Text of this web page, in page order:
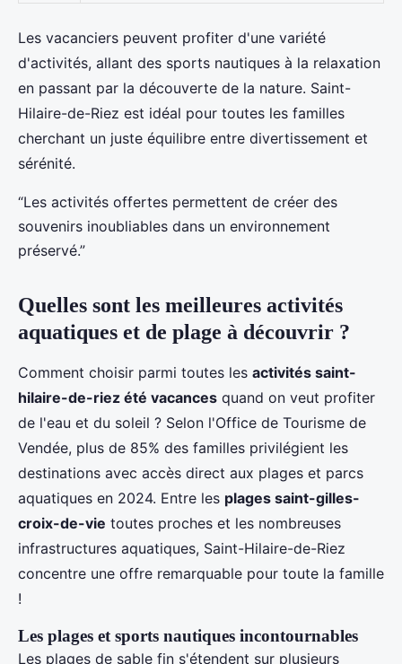
Les vacanciers peuvent profiter d'une variété
d'activités, allant des sports nautiques à la relaxation
en passant par la découverte de la nature. Saint-
Hilaire-de-Riez est idéal pour toutes les familles
cherchant un juste équilibre entre divertissement et
sérénité.
“Les activités offertes permettent de créer des
souvenirs inoubliables dans un environnement
préservé.”
Quelles sont les meilleures activités
aquatiques et de plage à découvrir ?
Comment choisir parmi toutes les activités saint-
hilaire-de-riez été vacances quand on veut profiter
de l'eau et du soleil ? Selon l'Office de Tourisme de
Vendée, plus de 85% des familles privilégient les
destinations avec accès direct aux plages et parcs
aquatiques en 2024. Entre les plages saint-gilles-
croix-de-vie toutes proches et les nombreuses
infrastructures aquatiques, Saint-Hilaire-de-Riez
concentre une offre remarquable pour toute la famille
!
Les plages et sports nautiques incontournables
Les plages de sable fin s'étendent sur plusieurs